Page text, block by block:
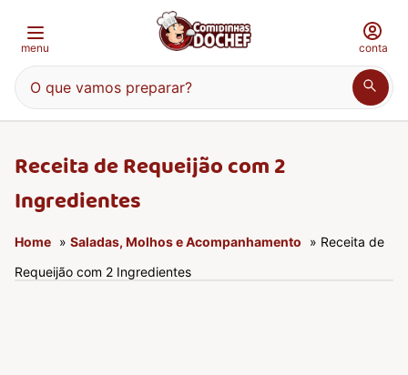
menu
O que vamos preparar?
conta
Receita de Requeijão com 2
Ingredientes
Home » Saladas, Molhos e Acompanhamento
» Receita de
Requeijão com 2 Ingredientes